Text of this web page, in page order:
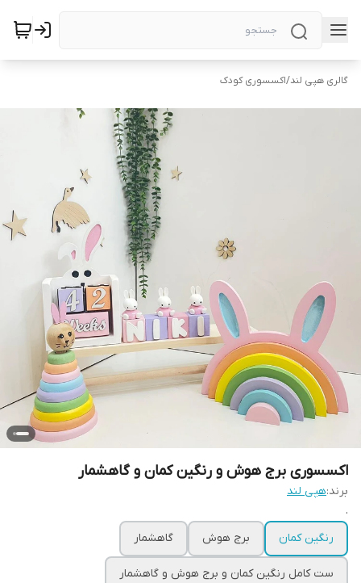
گالری هپی لند/اکسسوری کودک
اکسسوری برج هوش و رنگین کمان و گاهشمار
برند:هپی لند
.
رنگین کمان
برج هوش گاهشمار
ست کامل رنگین کمان و برج هوش و گاهشمار